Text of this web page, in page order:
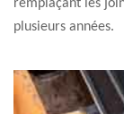
remplaçant les
plusieurs années.